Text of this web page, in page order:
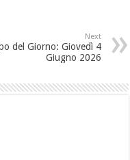
Next
del Giorno: Giovedì 4
Giugno 2026